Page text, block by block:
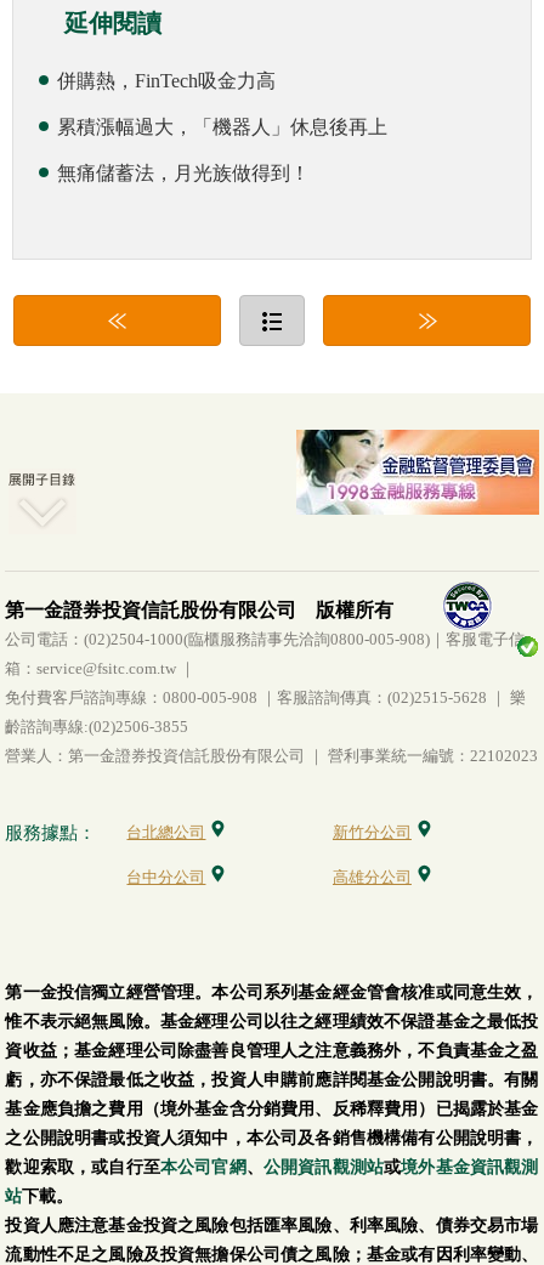
延伸閱讀
併購熱，FinTech吸金力高
累積漲幅過大，「機器人」休息後再上
無痛儲蓄法，月光族做得到！
第一金證券投資信託股份有限公司 版權所有
公司電話：(02)2504-1000(臨櫃服務請事先洽詢0800-005-908)｜客服電子信
箱：service@fsitc.com.tw ｜
免付費客戶諮詢專線：0800-005-908 ｜客服諮詢傳真：(02)2515-5628 ｜ 樂
齡諮詢專線:(02)2506-3855
營業人：第一金證券投資信託股份有限公司 ｜ 營利事業統一編號：22102023
服務據點： 台北總公司 新竹分公司
台中分公司 高雄分公司
第一金投信獨立經營管理。本公司系列基金經金管會核准或同意生效，
惟不表示絕無風險。基金經理公司以往之經理績效不保證基金之最低投
資收益；基金經理公司除盡善良管理人之注意義務外，不負責基金之盈
虧，亦不保證最低之收益，投資人申購前應詳閱基金公開說明書。有關
基金應負擔之費用（境外基金含分銷費用、反稀釋費用）已揭露於基金
之公開說明書或投資人須知中，本公司及各銷售機構備有公開說明書，
歡迎索取，或自行至本公司官網、 公開資訊觀測站或境外基金資訊觀測
站下載。
投資人應注意基金投資之風險包括匯率風險、利率風險、債券交易市場
流動性不足之風險及投資無擔保公司債之風險；基金或有因利率變動、